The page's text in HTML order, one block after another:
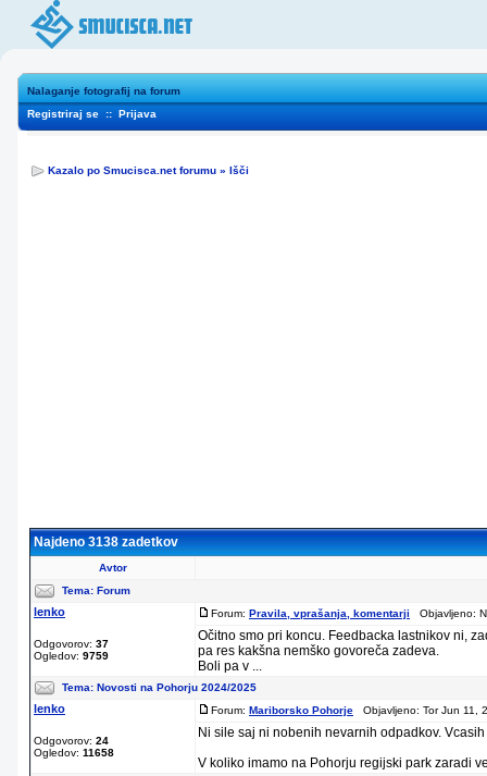
Nalaganje fotografij na forum
Registriraj se :: Prijava
Kazalo po Smucisca.net forumu » Išči
Najdeno 3138 zadetkov
Avtor
Tema: Forum
lenko
Odgovorov: 37
Ogledov: 9759
Forum: Pravila, vprašanja, komentarji Objavljeno:
Očitno smo pri koncu. Feedbacka lastnikov ni,
pa res kakšna nemško govoreča zadeva.
Boli pa v ...
Tema: Novosti na Pohorju 2024/2025
lenko
Odgovorov: 24
Ogledov: 11658
Forum: Mariborsko Pohorje Objavljeno: Tor Jun 11,
Ni sile saj ni nobenih nevarnih odpadkov.
V koliko imamo na Pohorju regijski park zaradi